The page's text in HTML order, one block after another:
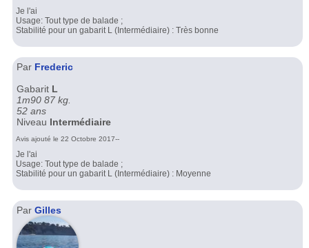
Je l'ai
Usage: Tout type de balade ;
Stabilité pour un gabarit L (Intermédiaire) : Très bonne
Par Frederic
Gabarit L
1m90 87 kg.
52 ans
Niveau Intermédiaire
Avis ajouté le 22 Octobre 2017--
Je l'ai
Usage: Tout type de balade ;
Stabilité pour un gabarit L (Intermédiaire) : Moyenne
Par Gilles